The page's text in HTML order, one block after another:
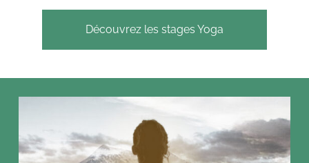
Découvrez les stages Yoga